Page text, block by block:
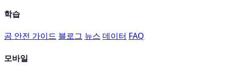
학습
곰 안전 가이드 블로그 뉴스 데이터 FAQ
모바일